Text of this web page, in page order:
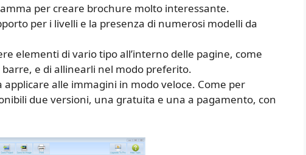
per creare brochure molto interessante.
per i livelli e la presenza di numerosi modelli da
elementi di vario tipo all’interno delle pagine, come
barre, e di allinearli nel modo preferito.
alle immagini in modo veloce. Come per
due versioni, una gratuita e una a pagamento, con